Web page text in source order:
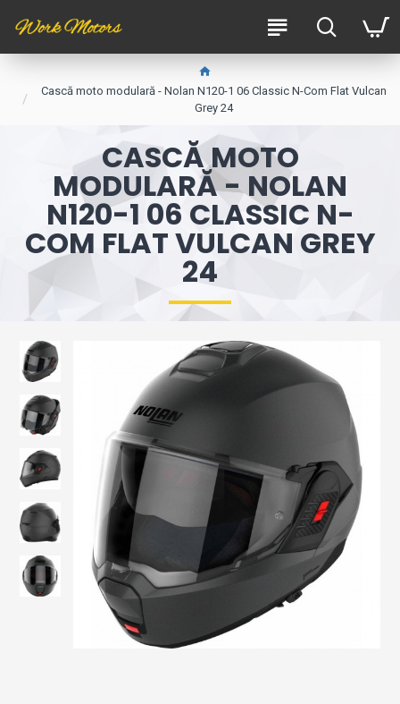
Cască moto modulară - Nolan N120-1 06 Classic N-Com Flat Vulcan
Grey 24
CASCĂ MOTO
MODULARĂ - NOLAN
N120-1 06 CLASSIC N-
COM FLAT VULCAN GREY
24